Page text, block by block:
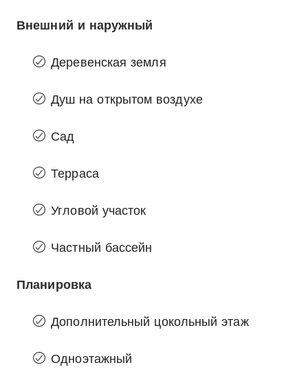
Внешний и наружный
Деревенская земля
Душ на открытом воздухе
Сад
Терраса
Угловой участок
Частный бассейн
Планировка
Дополнительный цокольный этаж
Одноэтажный